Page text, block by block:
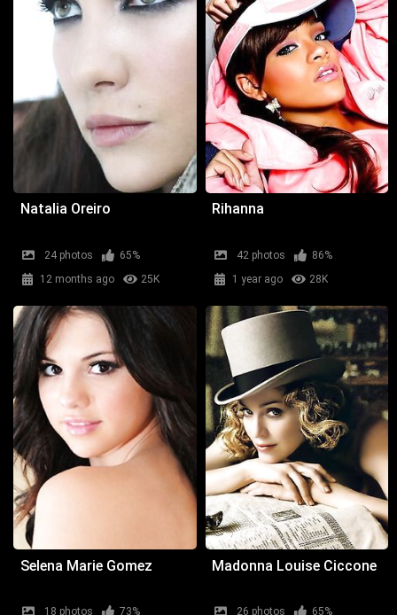
Natalia Oreiro
24 photos
65%
12 months ago
25K
Rihanna
42 photos
86%
1 year ago
28K
Selena Marie Gomez
18 photos
73%
Madonna Louise Ciccone
26 photos
65%